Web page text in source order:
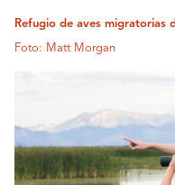
Refugio de aves migratorias
Foto: Matt Morgan